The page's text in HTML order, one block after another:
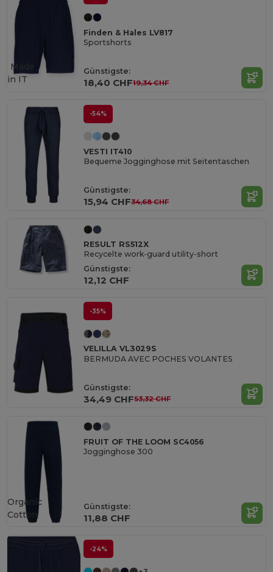
Finden & Hales LV817
Sportshorts
Günstigste:
18,40 CHF19,34 CHF
Made
in IT
-54%
VESTI IT410
Bequeme Jogginghose mit Seitentaschen
Günstigste:
15,94 CHF34,68 CHF
RESULT RS512X
Recycelte work-guard utility-short
Günstigste:
12,12 CHF
-35%
VELILLA VL3029S
BERMUDA AVEC POCHES VOLANTES
Günstigste:
34,49 CHF53,32 CHF
FRUIT OF THE LOOM SC4056
Jogginghose 300
Günstigste:
11,88 CHF
Organic
Cotton
-24%